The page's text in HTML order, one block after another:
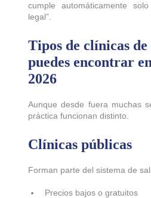
cumple automáticamente
legal”.
Tipos de clínicas
puedes encontrar
2026
Aunque desde fuera muchas
práctica funcionan distinto.
Clínicas públicas
Forman parte del sistema de
Precios bajos o gratuitos